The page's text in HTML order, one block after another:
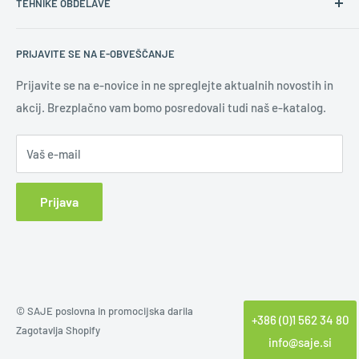
+386 (0)1 562 34 80
info@saje.si
Varovanje osebnih podatkov
Ustrezna poslovna darila
Novoletna darila
Uporaba logotipa
Učinkovita promocija
Novice
TEHNIKE OBDELAVE
Digitalni tisk
Sitotisk
Tampotisk
Slepi tisk
Tisk na keramiko
UV led tisk
Vezenje
PRIJAVITE SE NA E-OBVEŠČANJE
Prijavite se na e-novice in ne spreglejte aktualnih novostih in
akcij. Brezplačno vam bomo posredovali tudi naš e-katalog.
Vaš e-mail
Prijava
© SAJE poslovna in promocijska darila
Zagotavlja Shopify